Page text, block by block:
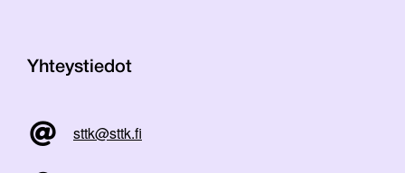
Yhteystiedot
sttk@sttk.fi